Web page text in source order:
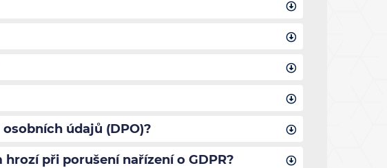
údajů (DPO)?
při porušení nařízení o GDPR?